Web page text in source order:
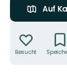
Auf
Besucht